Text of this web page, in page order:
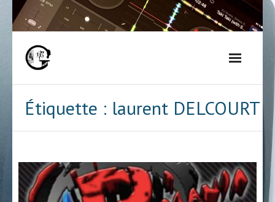
Skip
to
Étiquette : laurent DELCOURT